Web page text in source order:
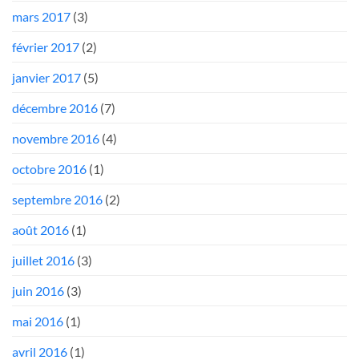
mars 2017 (3)
février 2017 (2)
janvier 2017 (5)
décembre 2016 (7)
novembre 2016 (4)
octobre 2016 (1)
septembre 2016 (2)
août 2016 (1)
juillet 2016 (3)
juin 2016 (3)
mai 2016 (1)
avril 2016 (1)